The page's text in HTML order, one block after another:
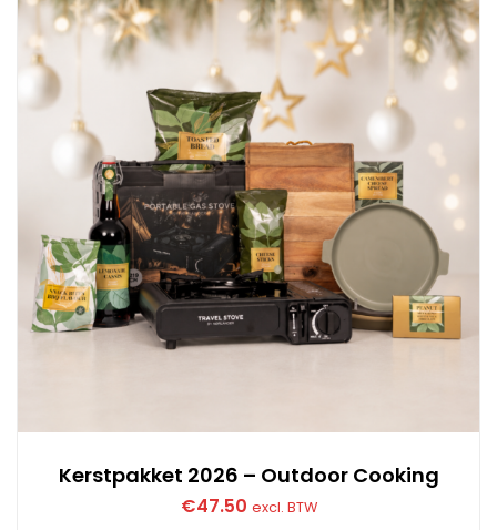
Kerstpakket 2026 – Outdoor Cooking
€47.50 excl. BTW